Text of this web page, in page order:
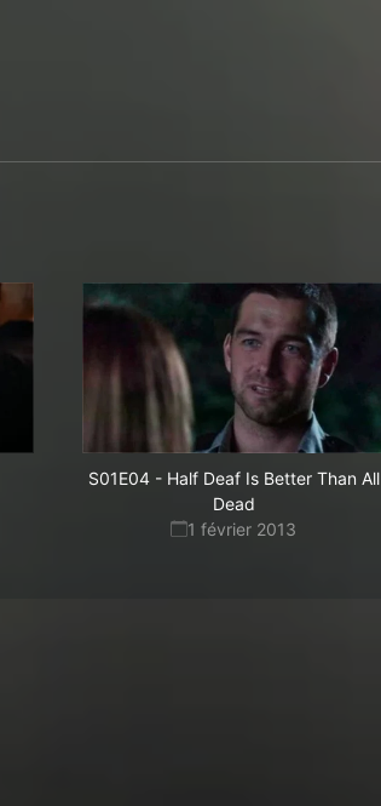
S01E04- Half Deaf Is Better Than All
Dead
1 février 2013